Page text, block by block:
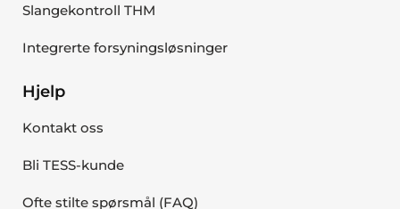
Slangekontroll THM
Integrerte forsyningsløsninger
Hjelp
Kontakt oss
Bli TESS-kunde
Ofte stilte spørsmål (FAQ)